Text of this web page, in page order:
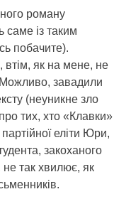
роману
із таким
побачите).
як на мене, не
завадили
(неуникне зло
тих, хто «Клавки»
еліти Юри,
закоханого
так хвилює, як